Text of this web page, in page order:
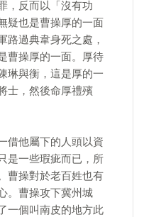
，反而以「沒有功
疑也是曹操厚的一面
路過典韋身死之處，
曹操厚的一面。厚待
琳與衡，這是厚的一
士，然後命厚禮殯
借他屬下的人頭以資
是一些瑕疵而已，所
曹操對於老百姓也有
。曹操攻下冀州城
一個叫南皮的地方此